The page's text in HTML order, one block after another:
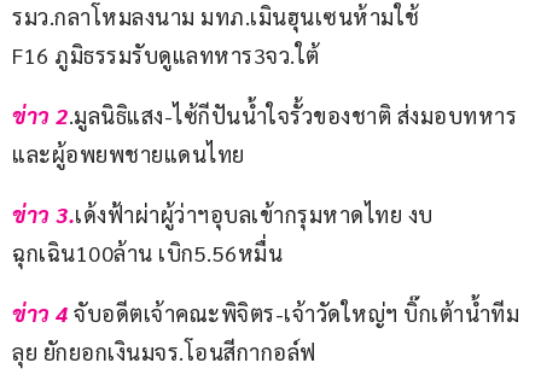
รมว.กลาโหมลงนาม มทภ.เมินฮุนเซนห้ามใช้
F16 ภูมิธรรมรับดูแลทหาร3จว.ใต้
ข่าว 2.มูลนิธิแสง-ไซ้กีปันน้ำใจรั้วของชาติ ส่งมอบทหาร
และผู้อพยพชายแดนไทย
ข่าว 3.เด้งฟ้าผ่าผู้ว่าฯอุบลเข้ากรุมหาดไทย งบ
ฉุกเฉิน100ล้าน เบิก5.56หมื่น
ข่าว 4 จับอดีตเจ้าคณะพิจิตร-เจ้าวัดใหญ่ฯ บิ๊กเต้าน้ำทีม
ลุย ยักยอกเงินมจร.โอนสีกากอล์ฟ